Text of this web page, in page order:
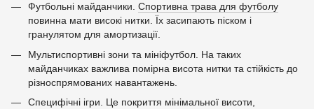
Футбольні майданчики. Спортивна трава для футболу
повинна мати високі нитки. Їх засипають піском і
гранулятом для амортизації.
Мультиспортивні зони та мініфутбол. На таких
майданчиках важлива помірна висота нитки та стійкість до
різноспрямованих навантажень.
Специфічні ігри. Це покриття мінімальної висоти,